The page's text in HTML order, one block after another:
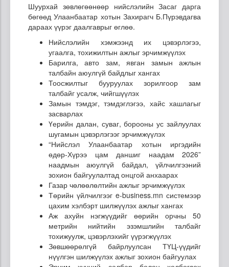
Шуурхай зөвлөгөөнөөр нийслэлийн Засаг дарга
бөгөөд Улаанбаатар хотын Захирагч Б.Пүрэвдагва
дараах үүрэг даалгаврыг өглөө.
Нийслэлийн хэмжээнд их цэвэрлэгээ,
угаалга, тохижилтын ажлыг эрчимжүүлэх
Барилга, авто зам, явган замын ажлын
талбайн аюулгүй байдлыг хангах
Тоосжилтыг бууруулах зорилгоор зам
талбайг усалж, чийгшүүлэх
Замын тэмдэг, тэмдэглэгээ, хайс хашлагыг
засварлах
Үерийн далан, суваг, борооны ус зайлуулах
шугамын цэвэрлэгээг эрчимжүүлэх
“Нийслэл Улаанбаатар хотын иргэдийн
өдөр-Хүрээ цам даншиг наадам 2026”
наадмын аюулгүй байдал, үйлчилгээний
зохион байгуулалтад онцгой анхаарах
Газар чөлөөлөлтийн ажлыг эрчимжүүлэх
Төрийн үйлчилгээг e-business.mn системээр
цахим хэлбэрт шилжүүлэх ажлыг хангах
Аж ахуйн нэгжүүдийг өөрийн орчны 50
метрийн нийтийн эзэмшлийн талбайг
тохижуулж, цэвэрлэхийг үүрэгжүүлэх
Зөвшөөрөлгүй байрлуулсан ТҮЦ-үүдийг
нүүлгэн шилжүүлэх ажлыг зохион байгуулах